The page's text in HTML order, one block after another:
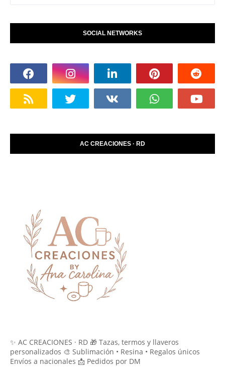
SOCIAL NETWORKS
AC CREACIONES · RD
✨ AC CREACIONES · RD 🎁 Tazas, termos y llaveros
personalizados 🎨 Sublimación • Resina • Regalos únicos
Envíos a nacionales 📩 Pedidos por DM